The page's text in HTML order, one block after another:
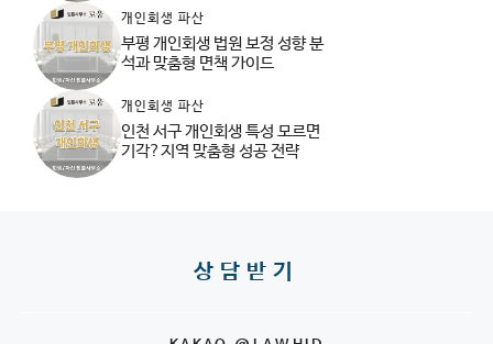
개인회생 파산
부평 개인회생 법원 보정 성향 분
석과 맞춤형 면책 가이드
개인회생 파산
인천 서구 개인회생 특성 모르면
기각?지역 맞춤형 성공 전략
상담받기